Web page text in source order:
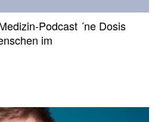
Podcast ´ne Dosis
im